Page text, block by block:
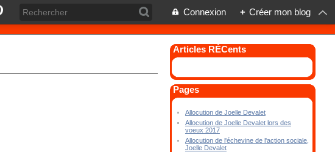
Connexion + Créer mon blog
Articles RÉCents
Pages
Allocution de Joelle Devalet
Allocution de Joelle Devalet lors des
voeux 2017
Allocution de l'échevine de l'action sociale,
Joelle Devalet